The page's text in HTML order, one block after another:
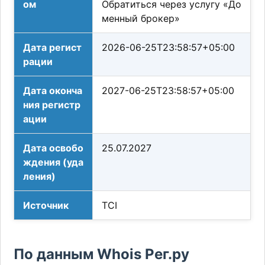
ом
Обратиться через услугу «До
менный брокер»
Дата регист
рации
2026-06-25T23:58:57+05:00
Дата оконча
ния регистр
ации
2027-06-25T23:58:57+05:00
Дата освобо
ждения (уда
ления)
25.07.2027
Источник TCI
По данным Whois Рег.ру